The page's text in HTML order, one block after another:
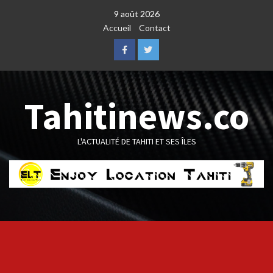
9 août 2026
Accueil
Contact
FacebookTwitter
Tahitinews.co
L'ACTUALITÉ DE TAHITI ET SES ÎLES